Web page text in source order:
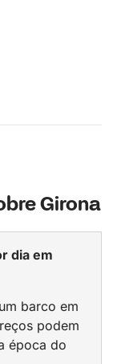
Girona
dia em
barco em
podem
época do